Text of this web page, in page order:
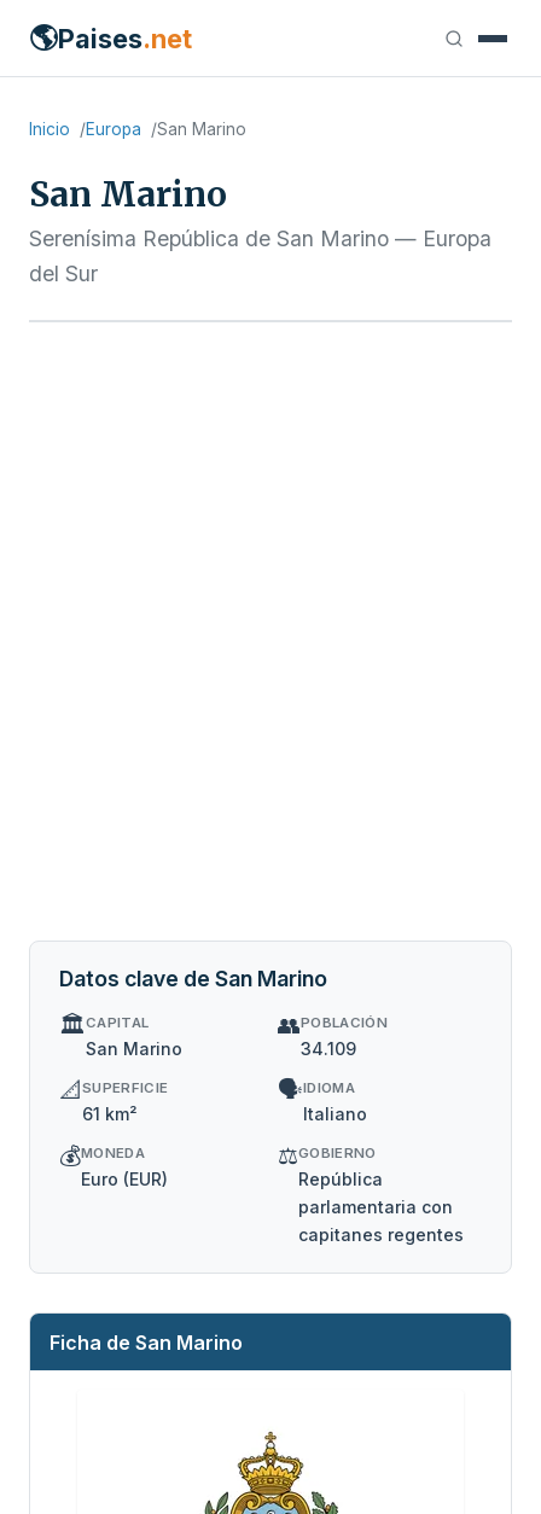
🌎Paises.net
Inicio Europa San Marino
San Marino
Serenísima República de San Marino — Europa
del Sur
Datos clave de San Marino
🏛️CAPITAL
San Marino
👥POBLACIÓN
34.109
📐SUPERFICIE
61 km²
🗣️IDIOMA
Italiano
💰MONEDA
Euro (EUR)
⚖️GOBIERNO
República
parlamentaria con
capitanes regentes
Ficha de San Marino